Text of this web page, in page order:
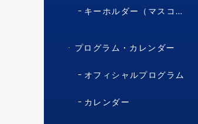
キーホルダー（マスコット・キャラクター）
プログラム・カレンダー
オフィシャルプログラム
カレンダー